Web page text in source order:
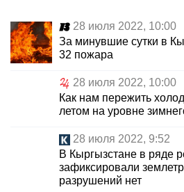
28 июля 2022, 10:00
За минувшие сутки в
32 пожара
28 июля 2022, 10:00
Как нам пережить
летом на уровне
28 июля 2022, 9:52
В Кыргызстане в ряде
зафиксировали
разрушений нет